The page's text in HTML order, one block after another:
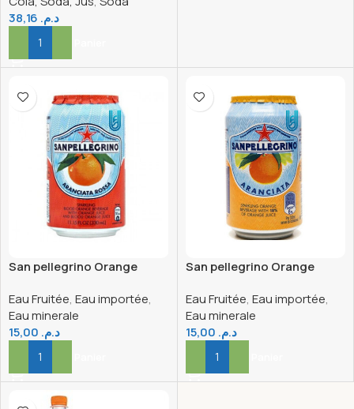
د.م.
Ajouter Au Panier
San pellegrino Orange
Eau Fruitée, Eau importée,
Eau minerale
د.م.
Ajouter Au Panier
San pellegrino Orange
Eau Fruitée, Eau importée,
Eau minerale
د.م.
Ajouter Au Panier